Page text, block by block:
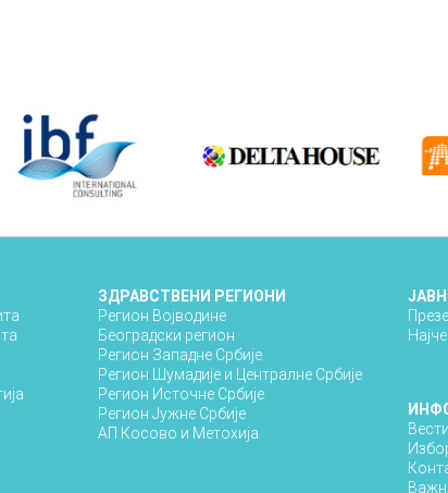
ЗДРАВСТВЕНИ РЕГИОНИ
Регион Војводине
Београдски регион
Регион Западне Србије
Регион Шумадије и Централне Србије
Регион Источне Србије
Регион Јужне Србије
АП Косово и Метохија
Вести